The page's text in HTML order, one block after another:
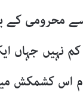
محرومی کے
جہاں
اس کشمکش